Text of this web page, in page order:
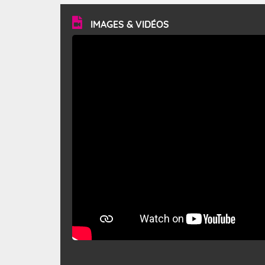
vitesse moyenne de 50 km/h et atteindre 80 à 100 km/h
en rafales, parfois davantage. Il parcourt la basse vallée
du Rhône et la Provence et envahit le littoral
méditerranéen à partir de la Camargue.
IMAGES & VIDÉOS